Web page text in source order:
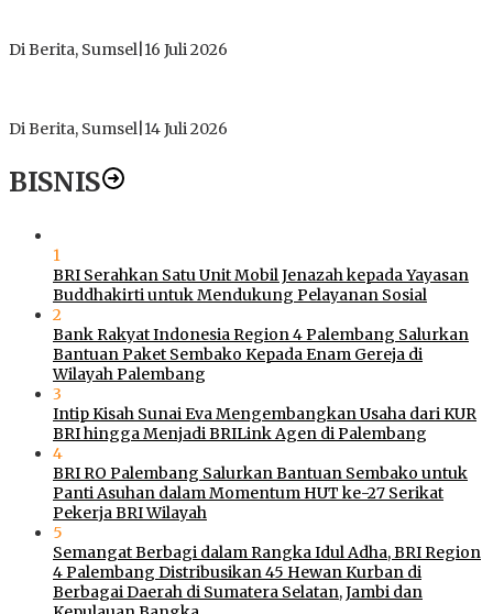
Di Berita, Sumsel 16 Juli 2026
Di Berita, Sumsel 14 Juli 2026
BISNIS
1
BRI Serahkan Satu Unit Mobil Jenazah kepada Yayasan
Buddhakirti untuk Mendukung Pelayanan Sosial
2
Bank Rakyat Indonesia Region 4 Palembang Salurkan
Bantuan Paket Sembako Kepada Enam Gereja di
Wilayah Palembang
3
Intip Kisah Sunai Eva Mengembangkan Usaha dari KUR
BRI hingga Menjadi BRILink Agen di Palembang
4
BRI RO Palembang Salurkan Bantuan Sembako untuk
Panti Asuhan dalam Momentum HUT ke-27 Serikat
Pekerja BRI Wilayah
5
Semangat Berbagi dalam Rangka Idul Adha, BRI Region
4 Palembang Distribusikan 45 Hewan Kurban di
Berbagai Daerah di Sumatera Selatan, Jambi dan